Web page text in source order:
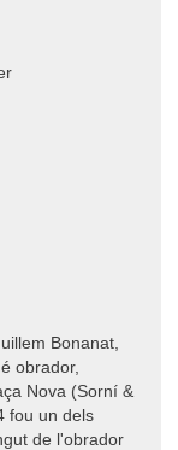
Bonanat,
obrador,
Nova (Sorní &
fou un dels
de l'obrador